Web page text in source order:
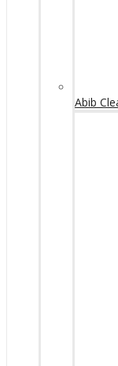
Abib